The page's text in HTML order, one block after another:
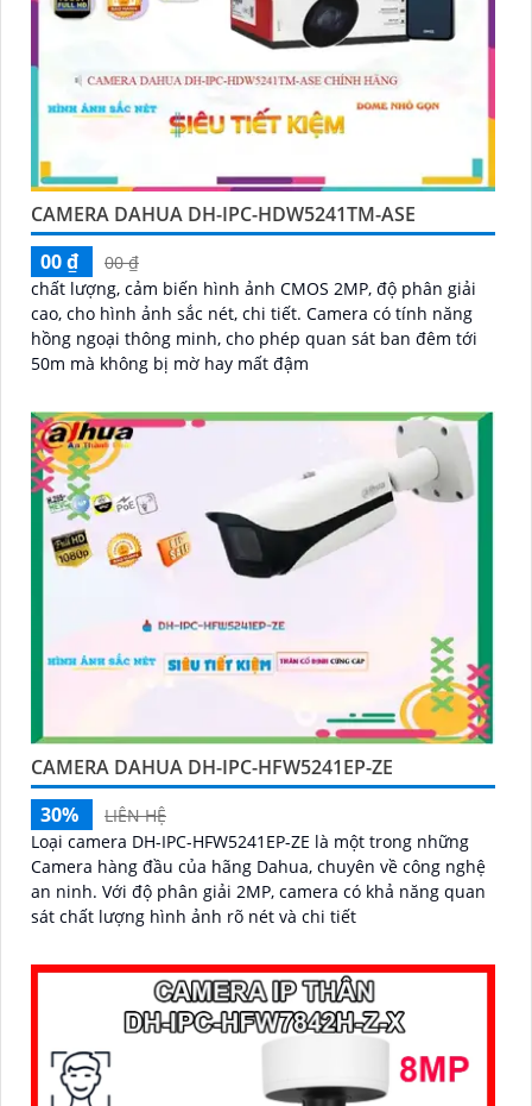
CAMERA DAHUA DH-IPC-HDW5241TM-ASE
00 ₫
00 ₫
chất lượng, cảm biến hình ảnh CMOS 2MP, độ phân giải
cao, cho hình ảnh sắc nét, chi tiết. Camera có tính năng
hồng ngoại thông minh, cho phép quan sát ban đêm tới
50m mà không bị mờ hay mất đậm
CAMERA DAHUA DH-IPC-HFW5241EP-ZE
30%
LIÊN HỆ
Loại camera DH-IPC-HFW5241EP-ZE là một trong những
Camera hàng đầu của hãng Dahua, chuyên về công nghệ
an ninh. Với độ phân giải 2MP, camera có khả năng quan
sát chất lượng hình ảnh rõ nét và chi tiết